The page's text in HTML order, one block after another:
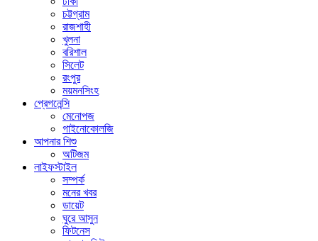
চট্টগ্রাম
রাজশাহী
খুলনা
বরিশাল
সিলেট
রংপুর
ময়মনসিংহ
প্রেগনেন্সি
মেনোপজ
গাইনোকোলজি
আপনার শিশু
অটিজম
লাইফস্টাইল
সম্পর্ক
মনের খবর
ডায়েট
ঘুরে আসুন
ফিটনেস